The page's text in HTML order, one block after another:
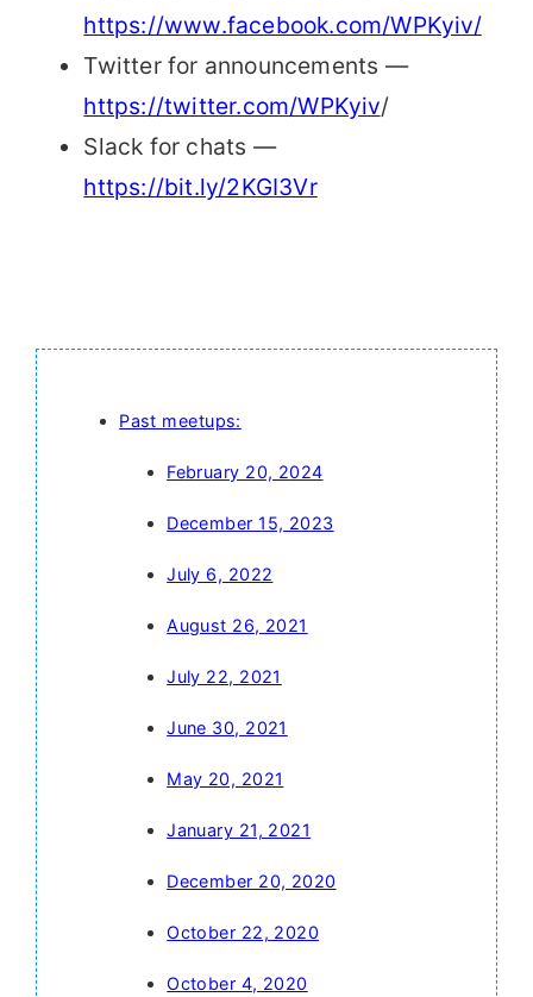
https://www.facebook.com/WPKyiv/
Twitter for announcements —
https://twitter.com/WPKyiv/
Slack for chats —
https://bit.ly/2KGI3Vr
Past meetups:
February 20, 2024
December 15, 2023
July 6, 2022
August 26, 2021
July 22, 2021
June 30, 2021
May 20, 2021
January 21, 2021
December 20, 2020
October 22, 2020
October 4, 2020